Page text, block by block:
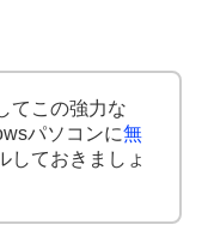
てこの強力な
パソコンに無
しておきましょ